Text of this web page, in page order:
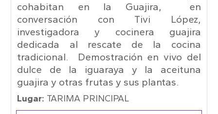
cohabitan en la Guajira, en
conversación con Tivi López,
investigadora y cocinera guajira
dedicada al rescate de la cocina
tradicional. Demostración en vivo del
dulce de la iguaraya y la aceituna
guajira y otras frutas y sus plantas.
Lugar: TARIMA PRINCIPAL